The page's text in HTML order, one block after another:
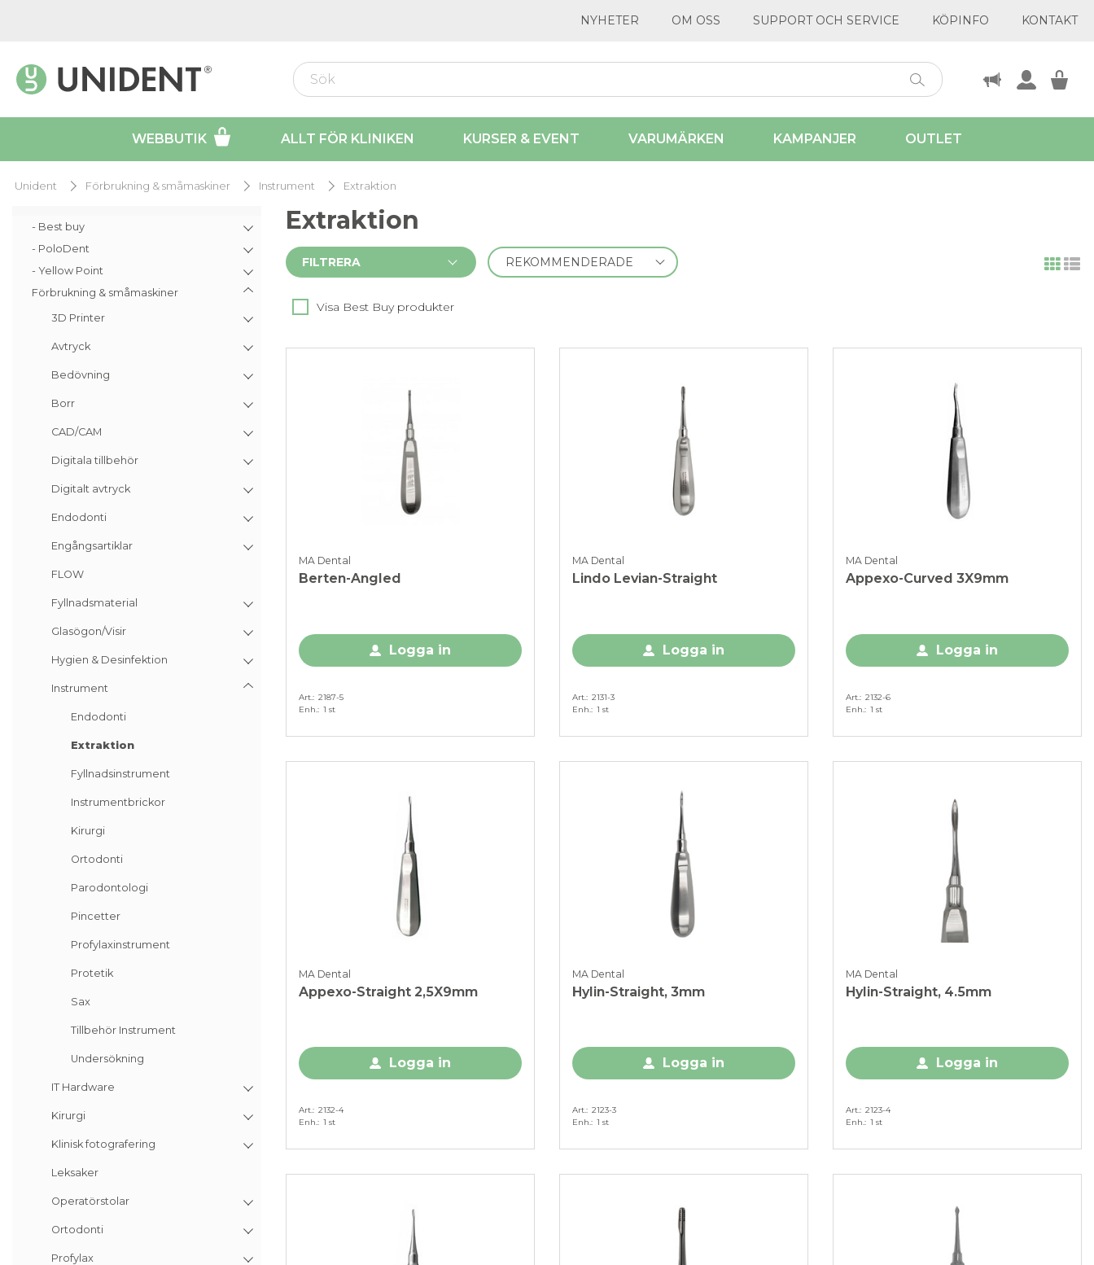
NYHETER OM OSS SUPPORT OCH SERVICE KÖPINFO KONTAKT
WEBBUTIK ALLT FÖR KLINIKEN KURSER & EVENT VARUMÄRKEN KAMPANJER OUTLET
Unident Förbrukning & småmaskiner Instrument Extraktion
- Best buy
- PoloDent
- Yellow Point
Förbrukning & småmaskiner
3D Printer
Avtryck
Bedövning
Borr
CAD/CAM
Digitala tillbehör
Digitalt avtryck
Endodonti
Engångsartiklar
FLOW
Fyllnadsmaterial
Glasögon/Visir
Hygien & Desinfektion
Instrument
Endodonti
Extraktion
Fyllnadsinstrument
Instrumentbrickor
Kirurgi
Ortodonti
Parodontologi
Pincetter
Profylaxinstrument
Protetik
Sax
Tillbehör Instrument
Undersökning
IT Hardware
Kirurgi
Klinisk fotografering
Leksaker
Operatörstolar
Ortodonti
Profylax
Extraktion
FILTRERA
Visa Best Buy produkter
MA Dental
Berten-Angled
Logga in
Art. 2187-5
Enh. 1 st
MA Dental
Lindo Levian-Straight
Logga in
Art. 2131-3
Enh. 1 st
MA Dental
Appexo-Curved 3X9mm
Logga in
Art. 2132-6
Enh. 1 st
MA Dental
Appexo-Straight 2,5X9mm
Logga in
Art. 2132-4
Enh. 1 st
MA Dental
Hylin-Straight, 3mm
Logga in
Art. 2123-3
Enh. 1 st
MA Dental
Hylin-Straight, 4.5mm
Logga in
Art. 2123-4
Enh. 1 st